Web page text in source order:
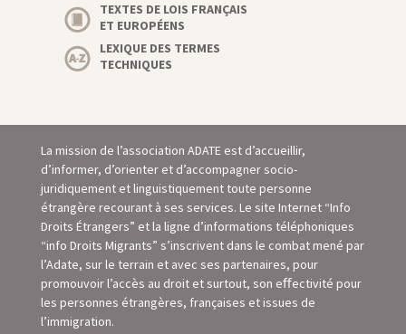
TEXTES DE LOIS FRANÇAIS
ET EUROPÉENS
LEXIQUE DES TERMES
TECHNIQUES
La mission de l’association ADATE est d’accueillir,
d’informer, d’orienter et d’accompagner socio-
juridiquement et linguistiquement toute personne
étrangère recourant à ses services. Le site Internet “Info
Droits Étrangers” et la ligne d’informations téléphoniques
“info Droits Migrants” s’inscrivent dans le combat mené par
l’Adate, sur le terrain et avec ses partenaires, pour
promouvoir l’accès au droit et surtout, son eﬀectivité pour
les personnes étrangères, françaises et issues de
l’immigration.